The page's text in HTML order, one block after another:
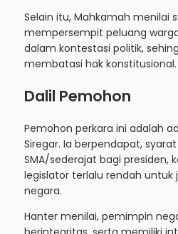
Selain itu, Mahkamah menilai
mempersempit peluang
dalam kontestasi politik,
membatasi hak konstitusional.
Dalil Pemohon
Pemohon perkara ini adalah
Siregar. Ia berpendapat,
SMA/sederajat bagi presiden,
legislator terlalu rendah untuk
negara.
Hanter menilai, pemimpin